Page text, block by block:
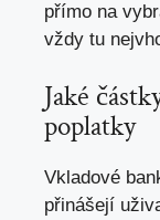
přímo na
vždy tu
Jaké
poplatky
Vkladové
přinášejí